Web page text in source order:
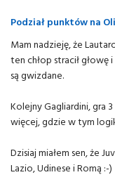
Podział punktów na
Mam nadzieję, że
ten chłop stracił
są gwizdane.
Kolejny Gagliardini, gra
więcej, gdzie w tym
Dzisiaj miałem sen, że
Lazio, Udinese i Romą :-)